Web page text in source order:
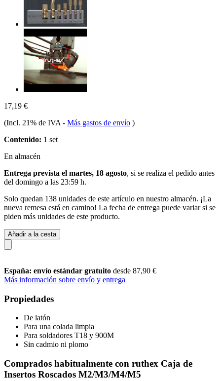
17,19 €
(Incl. 21% de IVA - Más gastos de envío )
Contenido: 1 set
En almacén
Entrega prevista el martes, 18 agosto, si se realiza el pedido antes
del domingo a las 23:59 h.
Solo quedan 138 unidades de este artículo en nuestro almacén. ¡La
nueva remesa está en camino! La fecha de entrega puede variar si se
piden más unidades de este producto.
Añadir a la cesta
España: envío estándar gratuito desde 87,90 €
Más información sobre envío y entrega
Propiedades
De latón
Para una colada limpia
Para soldadores T18 y 900M
Sin cadmio ni plomo
Comprados habitualmente con ruthex Caja de
Insertos Roscados M2/M3/M4/M5